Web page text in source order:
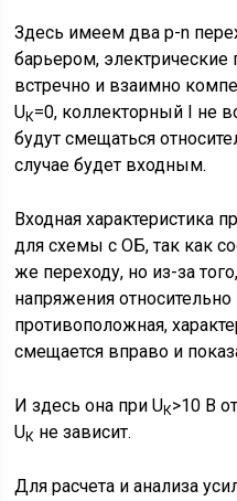
Здесь имеем два p-n
барьером,
встречно и взаимно
UК=0, коллекторный I не
будут смещаться
случае будет входным.
Входная характеристика
для схемы с ОБ, так как
же переходу, но из-за
напряжения
противоположная,
смещается вправо и
И здесь она при UК>10 В
UК не зависит.
Для расчета и анализа